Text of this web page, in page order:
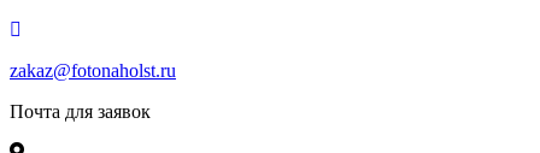
zakaz@fotonaholst.ru
Почта для заявок